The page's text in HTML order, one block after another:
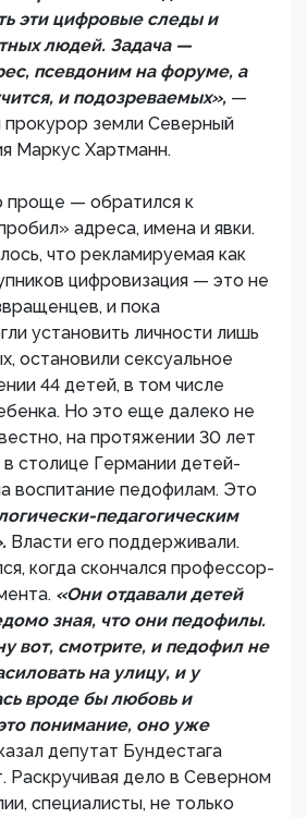
эти цифровые следы и
людей. Задача —
псевдоним на форуме, а
и подозреваемых», —
земли Северный
Маркус Хартманн.
проще — обратился к
адреса, имена и явки.
что рекламируемая как
цифровизация — это не
и пока
установить личности лишь
остановили сексуальное
44 детей, в том числе
Но это еще далеко не
на протяжении 30 лет
столице Германии детей-
воспитание педофилам. Это
педагогическим
Власти его поддерживали.
когда скончался профессор-
«Они отдавали детей
зная, что они педофилы.
вот, смотрите, и педофил не
на улицу, и у
вроде бы любовь и
понимание, оно уже
депутат Бундестага
Раскручивая дело в Северном
специалисты, не только